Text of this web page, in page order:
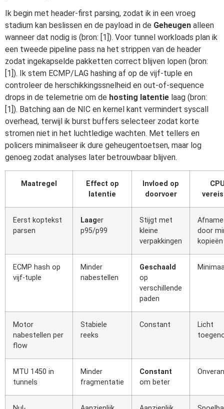
Ik begin met header-first parsing, zodat ik in een vroeg
stadium kan beslissen en de payload in de Geheugen alleen
wanneer dat nodig is (bron: [1]). Voor tunnel workloads plan ik
een tweede pipeline pass na het strippen van de header
zodat ingekapselde pakketten correct blijven lopen (bron:
[1]). Ik stem ECMP/LAG hashing af op de vijf-tuple en
controleer de herschikkingssnelheid en out-of-sequence
drops in de telemetrie om de hosting latentie laag (bron:
[1]). Batching aan de NIC en kernel kant vermindert syscall
overhead, terwijl ik burst buffers selecteer zodat korte
stromen niet in het luchtledige wachten. Met tellers en
policers minimaliseer ik dure geheugentoetsen, maar log
genoeg zodat analyses later betrouwbaar blijven.
Maatregel
Effect op
latentie
Invloed op
doorvoer
Eerst koptekst
parsen
Laager
p95/p99
Stijgt met
kleine
verpakkingen
Afname
door
kopieën
ECMP hash op
vijf-tuple
Minder
nabestellen
Geschaald
op
verschillende
paden
Motor
nabestellen per
flow
Stabiele
reeks
Constant
Licht
MTU 1450 in
tunnels
Minder
fragmentatie
Constant
om beter